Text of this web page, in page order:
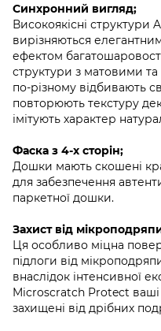
Синхронний вигляд;
Високоякісні структури
вирізняються
ефектом
структури з матовими
по-різному відбивають
повторюють текстуру
імітують характер
Фаска з 4-х сторін;
Дошки мають скошені
для забезпечення
паркетної дошки.
Захист від
Ця особливо міцна
підлоги від
внаслідок інтенсивної
Microscratch Protect ваші
захищені від дрібних